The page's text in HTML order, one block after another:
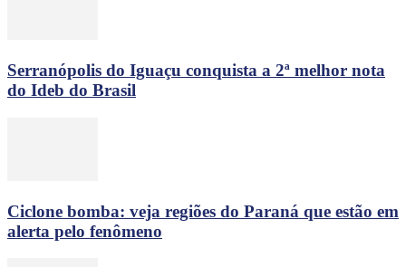
Serranópolis do Iguaçu conquista a 2ª melhor nota
do Ideb do Brasil
Ciclone bomba: veja regiões do Paraná que estão em
alerta pelo fenômeno